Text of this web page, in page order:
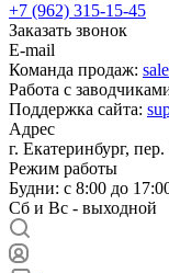
+7 (962) 315-15-45
Заказать звонок
E-mail
Команда продаж:
Работа с
Поддержка сайта:
Адрес
г. Екатеринбург,
Режим работы
Будни: с 8:00 до
Сб и Вс - выходной